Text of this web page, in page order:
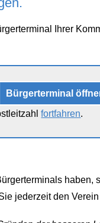
Ihrer
fortfahren.
haben,
jederzeit den